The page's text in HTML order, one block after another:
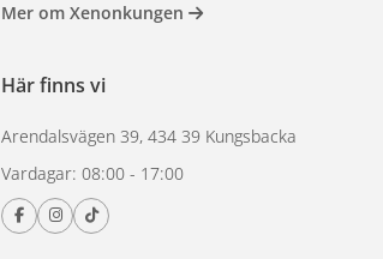
Mer om Xenonkungen
Här finns vi
Arendalsvägen 39, 434 39 Kungsbacka
Vardagar: 08:00 - 17:00